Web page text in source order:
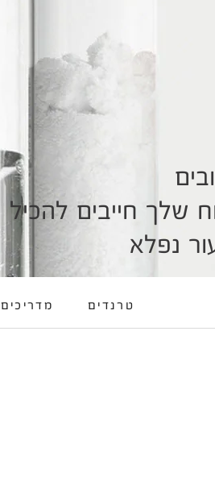
שלך חייבים להכיל
נפלא
טרנדים מדריכים